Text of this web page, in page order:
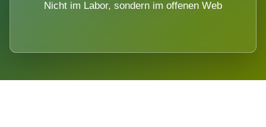
Nicht im Labor, sondern im offenen Web